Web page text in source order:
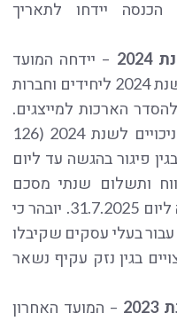
הכנסה יידחו לתאריך
– יידחה המועד
האחרון להגשת דוחות שנתיים לשנת 2024 ליחידים וחברות
ללא קשר להסדר הארכות למייצגים.
כמו כן, ניתן יהיה להגיש דו״חות ניכויים לשנת 2024 (126
פיגור בהגשה עד ליום
לדיווח ותשלום שנתי מסכם
לעסק זעיר בגין שנת 2024 יידחה ליום 31.7.2025. יובהר כי
בעלי עסקים שקיבלו
בגין נזק עקיף נשאר
– המועד האחרון